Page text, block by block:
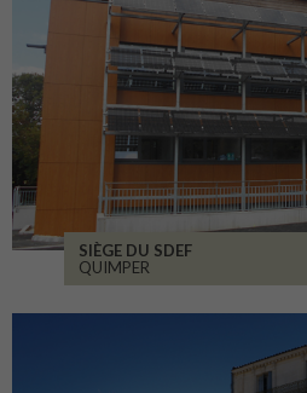
SIÈGE DU SDEF
QUIMPER